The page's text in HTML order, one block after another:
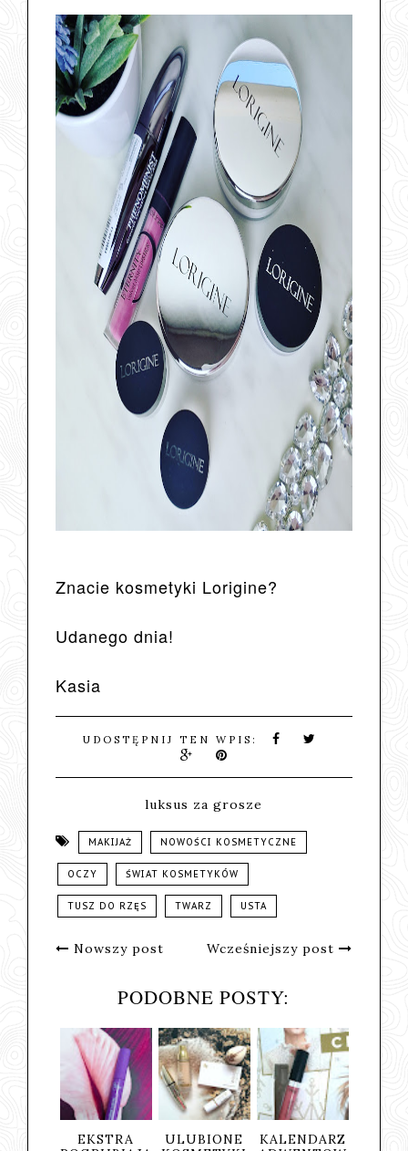
Znacie kosmetyki Lorigine?
Udanego dnia!
Kasia
UDOSTĘPNIJ TEN WPIS:
luksus za grosze
MAKIJAŻ NOWOŚCI KOSMETYCZNE
OCZY ŚWIAT KOSMETYKÓW
TUSZ DO RZĘS TWARZ USTA
Nowszy post Wcześniejszy post
PODOBNE POSTY:
EKSTRA
ULUBIONE
KALENDARZ